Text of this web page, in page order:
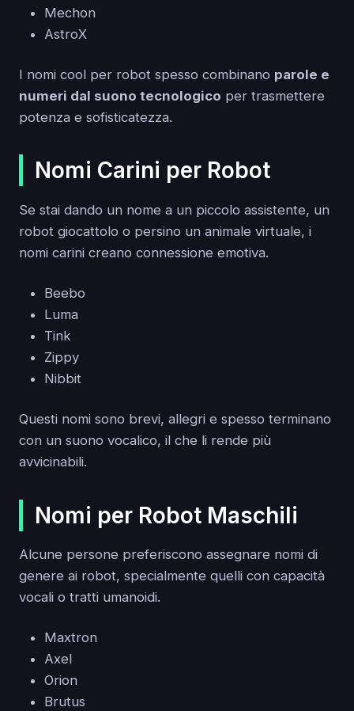
Mechon
AstroX
I nomi cool per robot spesso combinano parole e
numeri dal suono tecnologico per trasmettere
potenza e sofisticatezza.
Nomi Carini per Robot
Se stai dando un nome a un piccolo assistente, un
robot giocattolo o persino un animale virtuale, i
nomi carini creano connessione emotiva.
Beebo
Luma
Tink
Zippy
Nibbit
Questi nomi sono brevi, allegri e spesso terminano
con un suono vocalico, il che li rende più
avvicinabili.
Nomi per Robot Maschili
Alcune persone preferiscono assegnare nomi di
genere ai robot, specialmente quelli con capacità
vocali o tratti umanoidi.
Maxtron
Axel
Orion
Brutus